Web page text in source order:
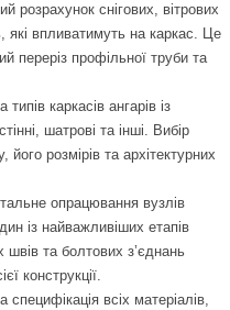
розрахунок снігових, вітрових
які впливатимуть на каркас. Це
переріз профільної труби та
типів каркасів ангарів із
шатрові та інші. Вибір
розмірів та архітектурних
опрацювання вузлів
із найважливіших етапів
швів та болтових з’єднань
конструкції.
специфікація всіх матеріалів,